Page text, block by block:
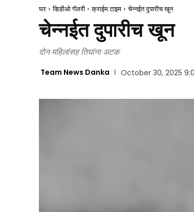
घर व्हिडीओ गॅलरी क्राईम टाइम चेन्नईत दुपारीच खून
चेन्नईत दुपारीच खून
दोन महिलांसह तिघांना अटक
Team News Danka October 30, 2025